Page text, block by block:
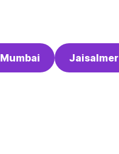
Mumbai Jaisalmer